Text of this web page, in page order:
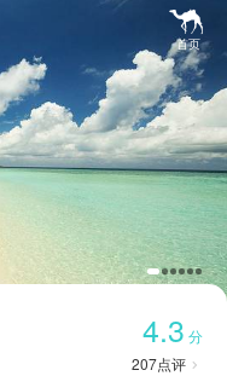

首页
4.3 分
207点评 